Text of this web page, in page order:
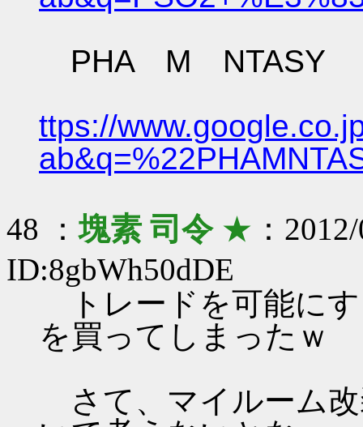
PHA M NTASY
ttps://
48 ：塊素 司令★ ：
ID:8gbWh50dDE
トレードを可能に
を買ってしまったｗ
さて、マイルーム